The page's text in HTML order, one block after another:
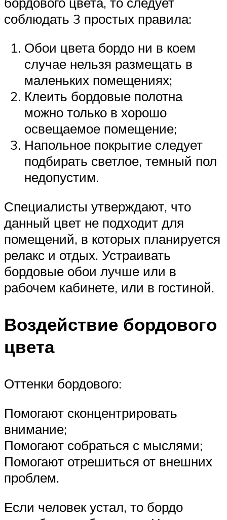
соблюдать 3 простых правила:
Обои цвета бордо ни в коем
случае нельзя размещать в
маленьких помещениях;
Клеить бордовые полотна
можно только в хорошо
освещаемое помещение;
Напольное покрытие следует
подбирать светлое, темный пол
недопустим.
Специалисты утверждают, что
данный цвет не подходит для
помещений, в которых планируется
релакс и отдых. Устраивать
бордовые обои лучше или в
рабочем кабинете, или в гостиной.
Воздействие бордового
цвета
Оттенки бордового:
Помогают сконцентрировать
внимание;
Помогают собраться с мыслями;
Помогают отрешиться от внешних
проблем.
Если человек устал, то бордо